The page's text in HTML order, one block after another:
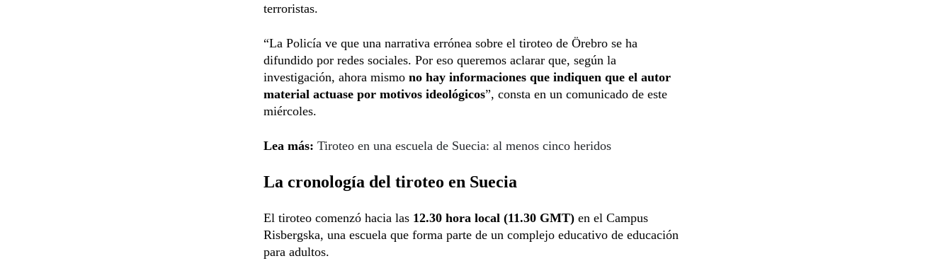
terroristas.
“La Policía ve que una narrativa errónea sobre el tiroteo de Örebro se ha
difundido por redes sociales. Por eso queremos aclarar que, según la
investigación, ahora mismo no hay informaciones que indiquen que el autor
material actuase por motivos ideológicos”, consta en un comunicado de este
miércoles.
Lea más: Tiroteo en una escuela de Suecia: al menos cinco heridos
La cronología del tiroteo en Suecia
El tiroteo comenzó hacia las 12.30 hora local (11.30 GMT) en el Campus
Risbergska, una escuela que forma parte de un complejo educativo de educación
para adultos.